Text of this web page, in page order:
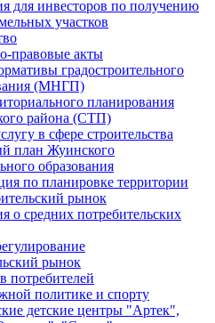
для инвесторов по получению
участков
правовые акты
градостроительного
(МНГП)
планирования
района (СТП)
в сфере строительства
план Жуинского
образования
по планировке территории
рынок
о средних потребительских
рынок
потребителей
политике и спорту
детские центры "Артек",